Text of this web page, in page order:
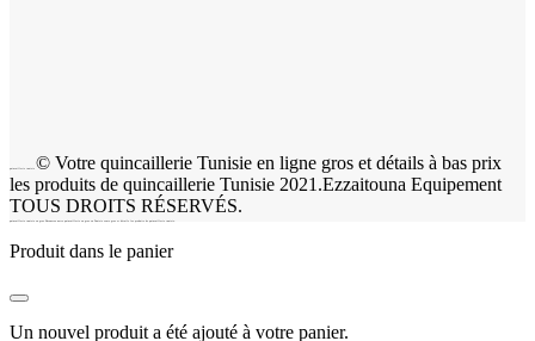
quincaillerie tunisie © Votre quincaillerie Tunisie en ligne gros et détails à bas prix
les produits de quincaillerie Tunisie 2021.Ezzaitouna Equipement
TOUS DROITS RÉSERVÉS.
quincaillerie tunisie en gros Découvrez notre quincaillerie en gros en Tunisie vente gros et détails les produits de quincaillerie tunisie.
Produit dans le panier
Un nouvel produit a été ajouté à votre panier.